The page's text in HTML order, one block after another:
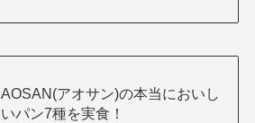
AOSAN(アオサン)の本当においし
いパン7種を実食！